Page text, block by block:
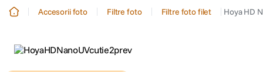
Accesorii foto Filtre foto Filtre foto filet Hoya HD